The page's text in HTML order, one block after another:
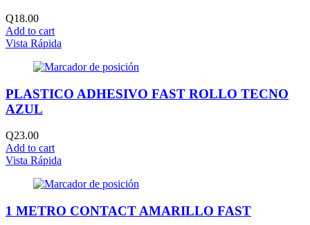
Q18.00
Add to cart
Vista Rápida
PLASTICO ADHESIVO FAST ROLLO TECNO
AZUL
Q23.00
Add to cart
Vista Rápida
1 METRO CONTACT AMARILLO FAST